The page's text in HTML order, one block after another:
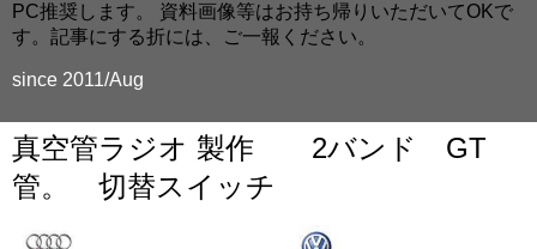
PC推奨します。 資料画像等はお持ち帰りいただいてOKで
す。記事にする折には、ご一報ください。
since 2011/Aug
真空管ラジオ 製作 2バンド GT
管。 切替スイッチ